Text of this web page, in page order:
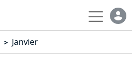
Janvier